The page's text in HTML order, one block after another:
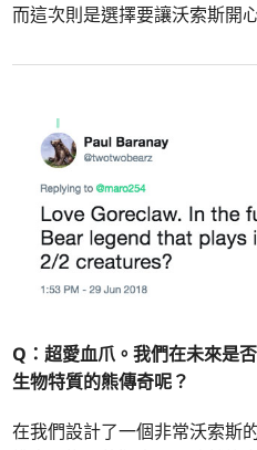
而這次則是選擇要讓沃索斯開
Q：超愛血爪。我們在未來是
生物特質的熊傳奇呢？
在我們設計了一個非常沃索斯